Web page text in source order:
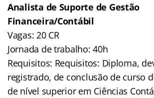
Analista de Suporte de Gestão
Financeira/Contábil
Vagas: 20 CR
Jornada de trabalho: 40h
Requisitos: Requisitos: Diploma,
registrado, de conclusão de curso
de nível superior em Ciências